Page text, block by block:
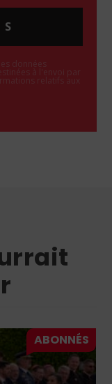
données
à l'envoi par
relatifs aux